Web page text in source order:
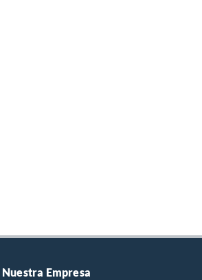
Nuestra Empresa